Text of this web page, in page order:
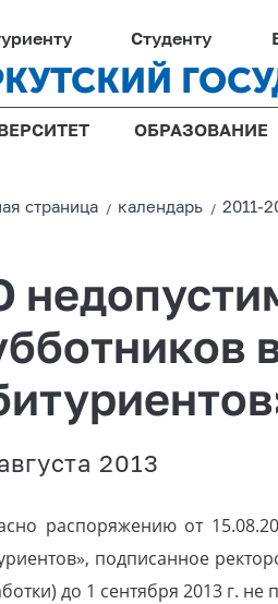
Студенту
ОБРАЗОВАНИЕ
страницa / календарь /2011-
2013
распоряжению от
подписанное
до 1 сентября 2013 г. не